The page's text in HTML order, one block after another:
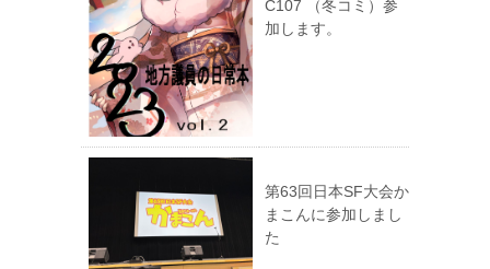
C107 （冬コミ）参
加します。
第63回日本SF大会か
まこんに参加しまし
た